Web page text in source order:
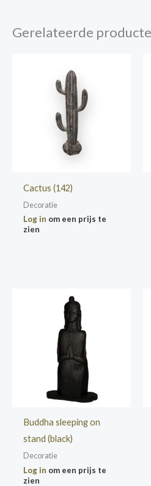
Gerelateerde
Cactus (142)
Decoratie
Log in om een prijs te
zien
Buddha sleeping on
stand (black)
Decoratie
Log in om een prijs te
zien